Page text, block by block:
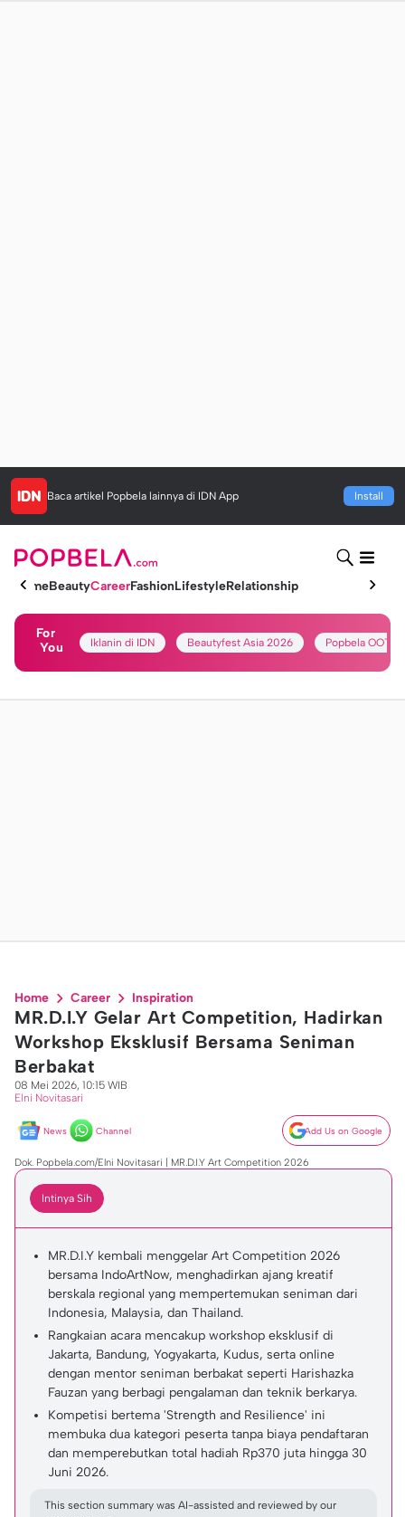
Baca artikel Popbela lainnya di IDN App Install
HomeBeautyCareerFashionLifestyleRelationship
For
You
Iklanin di IDN Beautyfest Asia 2026 Popbela OOTD
Home Career Inspiration
MR.D.I.Y Gelar Art Competition, Hadirkan
Workshop Eksklusif Bersama Seniman
Berbakat
08 Mei 2026, 10:15 WIB
Elni Novitasari
News Channel Add Us on Google
Dok. Popbela.com/Elni Novitasari | MR.D.I.Y Art Competition 2026
Intinya Sih
MR.D.I.Y kembali menggelar Art Competition 2026
bersama IndoArtNow, menghadirkan ajang kreatif
berskala regional yang mempertemukan seniman dari
Indonesia, Malaysia, dan Thailand.
Rangkaian acara mencakup workshop eksklusif di
Jakarta, Bandung, Yogyakarta, Kudus, serta online
dengan mentor seniman berbakat seperti Harishazka
Fauzan yang berbagi pengalaman dan teknik berkarya.
Kompetisi bertema 'Strength and Resilience' ini
membuka dua kategori peserta tanpa biaya pendaftaran
dan memperebutkan total hadiah Rp370 juta hingga 30
Juni 2026.
This section summary was AI-assisted and reviewed by our